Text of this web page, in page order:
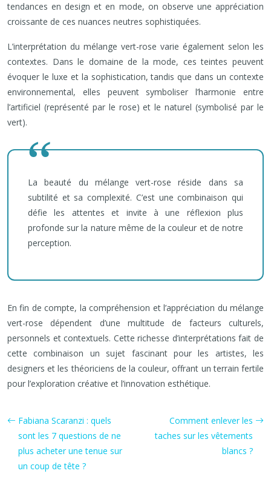
tendances en design et en mode, on observe une appréciation
croissante de ces nuances neutres sophistiquées.
L’interprétation du mélange vert-rose varie également selon les
contextes. Dans le domaine de la mode, ces teintes peuvent
évoquer le luxe et la sophistication, tandis que dans un contexte
environnemental, elles peuvent symboliser l’harmonie entre
l’artificiel (représenté par le rose) et le naturel (symbolisé par le
vert).
La beauté du mélange vert-rose réside dans sa
subtilité et sa complexité. C’est une combinaison qui
défie les attentes et invite à une réflexion plus
profonde sur la nature même de la couleur et de notre
perception.
En fin de compte, la compréhension et l’appréciation du mélange
vert-rose dépendent d’une multitude de facteurs culturels,
personnels et contextuels. Cette richesse d’interprétations fait de
cette combinaison un sujet fascinant pour les artistes, les
designers et les théoriciens de la couleur, offrant un terrain fertile
pour l’exploration créative et l’innovation esthétique.
Fabiana Scaranzi : quels
sont les 7 questions de ne
plus acheter une tenue sur
un coup de tête ?
Comment enlever les
taches sur les vêtements
blancs ?